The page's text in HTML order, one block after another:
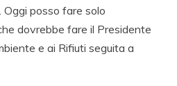
posso fare solo
dovrebbe fare il Presidente
e ai Rifiuti seguita a